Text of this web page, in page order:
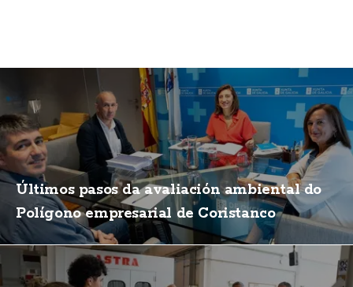
Últimos pasos da avaliación ambiental do
Polígono empresarial de Coristanco